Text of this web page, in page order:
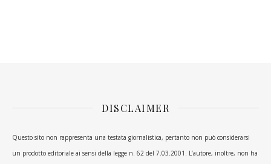
DISCLAIMER
Questo sito non rappresenta una testata giornalistica, pertanto non può considerarsi
un prodotto editoriale ai sensi della legge n. 62 del 7.03.2001. L’autore, inoltre, non ha